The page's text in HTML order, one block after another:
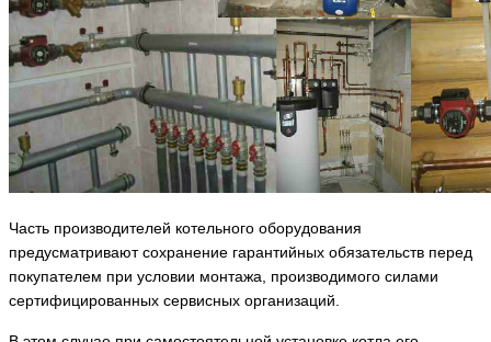
Часть производителей котельного оборудования
предусматривают сохранение гарантийных обязательств перед
покупателем при условии монтажа, производимого силами
сертифицированных сервисных организаций.